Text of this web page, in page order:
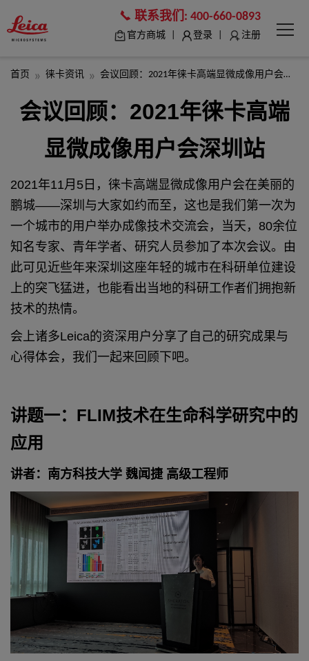
联系我们: 400-660-0893
官方商城 登录 注册
首页 徕卡资讯 会议回顾：2021年徕卡高端显微成像用户会深圳站
会议回顾：2021年徕卡高端
显微成像用户会深圳站
2021年11月5日，徕卡高端显微成像用户会在美丽的
鹏城——深圳与大家如约而至，这也是我们第一次为
一个城市的用户举办成像技术交流会，当天，80余位
知名专家、青年学者、研究人员参加了本次会议。由
此可见近些年来深圳这座年轻的城市在科研单位建设
上的突飞猛进，也能看出当地的科研工作者们拥抱新
技术的热情。
会上诸多Leica的资深用户分享了自己的研究成果与
心得体会，我们一起来回顾下吧。
讲题一：FLIM技术在生命科学研究中的
应用
讲者：南方科技大学 魏闻捷 高级工程师